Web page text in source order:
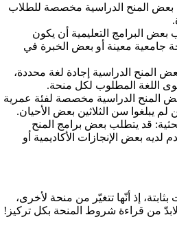
بعض المنح الدراسية مخصصة للطلاب
بعض البرامج التعليمية أن يكون
جامعية معينة أو بعض الخبرة في
المنح الدراسية إجادة لغة محددة،
اللغة المطلوب لكل منحة.
المنح الدراسية مخصصة لفئة عمرية
لم يبلغوا سن الثلاثين بعض الأحيان.
قد يتطلب بعض برامج المنح
لديه بعض الإنجازات الأكاديمية أو
إذ أنّها تتغيّر من منحة لأخرى،
لابدّ من قراءة شروط المنحة بكل تركيز!